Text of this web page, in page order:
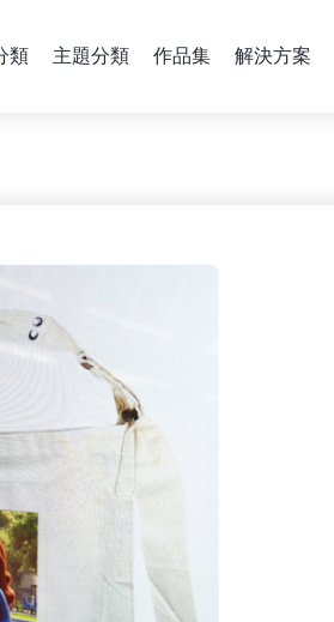
類 主題分類 作品集 解決方案